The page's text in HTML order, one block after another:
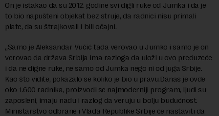
On je istakao da su 2012. godine svi digli ruke od Jumka i da je
to bio napušteni objekat bez struje, da radnici nisu primali
plate, da su štrajkovali i bili očajni.
„Samo je Aleksandar Vučić tada verovao u Jumko i samo je on
verovao da država Srbija ima razloga da uloži u ovo preduzeće
i da ne digne ruke, ne samo od Jumka nego ni od juga Srbije.
Kao što vidite, pokazalo se koliko je bio u pravu.Danas je ovde
oko 1.600 radnika, proizvodi se najmoderniji program, ljudi su
zaposleni, imaju nadu i razlog da veruju u bolju budućnost.
Ministarstvo odbrane i Vlada Republike Srbije će nastaviti da